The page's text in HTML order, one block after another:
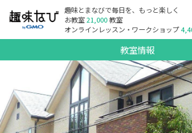
趣味とまなびで毎日を、もっと楽しく
お教室21,000教室
オンラインレッスン・ワークショップ
教室情報